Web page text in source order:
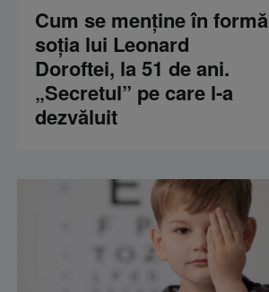
Cum se menţine în formă
soţia lui Leonard
Doroftei, la 51 de ani.
„Secretul” pe care l-a
dezvăluit